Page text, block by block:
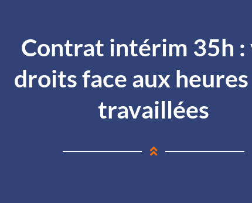
Contrat intérim 35h :
droits face aux
travaillées